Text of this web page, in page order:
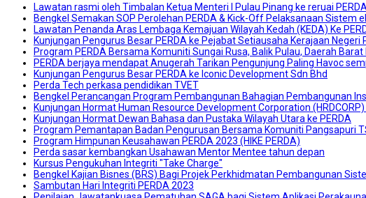
Lawatan rasmi oleh Timbalan Ketua Menteri I Pulau Pinang ke reruai
Bengkel Semakan SOP Perolehan PERDA & Kick-Off Pelaksanaan Sistem
Lawatan Penanda Aras Lembaga Kemajuan Wilayah Kedah (KEDA) Ke
Kunjungan Pengurus Besar PERDA ke Pejabat Setiausaha Kerajaan Negeri
Program PERDA Bersama Komuniti Sungai Rusa, Balik Pulau, Daerah Barat
PERDA berjaya mendapat Anugerah Tarikan Pengunjung Paling Havoc
Kunjungan Pengurus Besar PERDA ke Iconic Development Sdn Bhd
Perda Tech perkasa pendidikan TVET
Bengkel Perancangan Program Pembangunan Bahagian Pembangunan
Kunjungan Hormat Human Resource Development Corporation (HRDCORP)
Kunjungan Hormat Dewan Bahasa dan Pustaka Wilayah Utara ke PERDA
Program Pemantapan Badan Pengurusan Bersama Komuniti Pangsapuri
Program Himpunan Keusahawan PERDA 2023 (HIKE PERDA)
Perda sasar kembangkan Usahawan Mentor Mentee tahun depan
Kursus Pengukuhan Integriti "Take Charge"
Bengkel Kajian Bisnes (BRS) Bagi Projek Perkhidmatan Pembangunan
Sambutan Hari Integriti PERDA 2023